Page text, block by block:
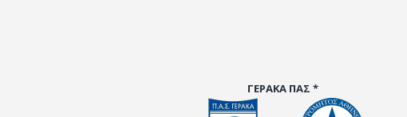
ΓΕΡΑΚΑ ΠΑΣ *